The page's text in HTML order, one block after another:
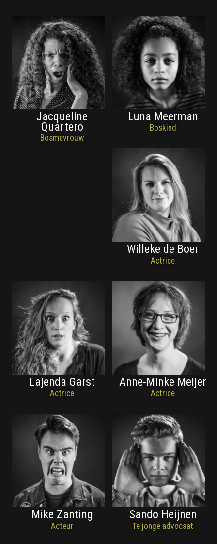
Jacqueline
Quartero
Bosmevrouw
Luna Meerman
Boskind
Willeke de Boer
Actrice
Lajenda Garst
Actrice
Anne-Minke Meijer
Actrice
Mike Zanting
Acteur
Sando Heijnen
Te jonge advocaat